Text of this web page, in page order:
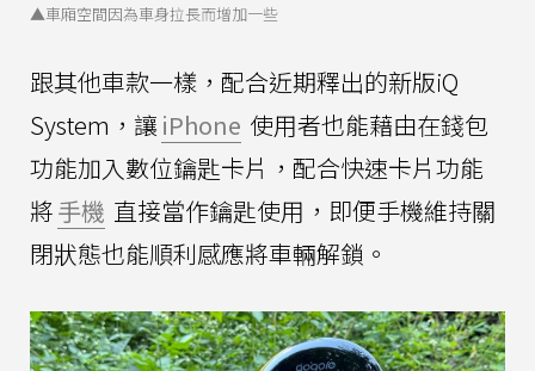
▲車廂空間因為車身拉長而增加一些
跟其他車款一樣，配合近期釋出的新版iQ
System，讓 iPhone 使用者也能藉由在錢包
功能加入數位鑰匙卡片，配合快速卡片功能
將手機 直接當作鑰匙使用，即便手機維持關
閉狀態也能順利感應將車輛解鎖。